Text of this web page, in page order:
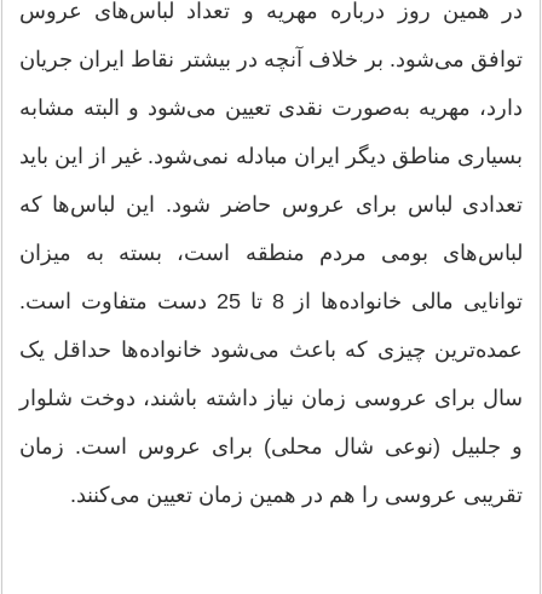
در همین روز درباره مهریه و تعداد لباس‌های عروس
توافق می‌شود. بر خلاف آنچه در بیشتر نقاط ایران جریان
دارد، مهریه به‌صورت نقدی تعیین می‌شود و البته مشابه
بسیاری مناطق دیگر ایران مبادله نمی‌شود. غیر از این باید
تعدادی لباس برای عروس حاضر شود. این لباس‌ها كه
لباس‌های بومی مردم منطقه است، بسته به میزان
توانایی مالی خانواده‌ها از 8 تا 25 دست متفاوت است.
عمده‌ترین چیزی که باعث می‌شود خانواده‌ها حداقل یک
سال برای عروسی زمان نیاز داشته باشند، دوخت شلوار
و جلبیل (نوعی شال محلی) برای عروس است. زمان
تقریبی عروسی را هم در همین زمان تعیین می‌کنند.